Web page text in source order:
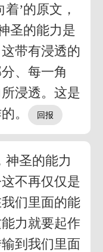
’的原文，
圣的能力是
带有浸透的
、每一角
浸透。这是
。
神圣的能力
不再仅仅是
们里面的能
力就要起作
到我们里面